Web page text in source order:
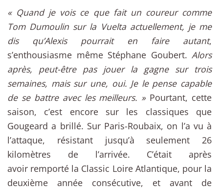
« Quand je vois ce que fait un coureur comme
Tom Dumoulin sur la Vuelta actuellement, je me
dis qu’Alexis pourrait en faire autant,
s’enthousiasme même Stéphane Goubert. Alors
après, peut-être pas jouer la gagne sur trois
semaines, mais sur une, oui. Je le pense capable
de se battre avec les meilleurs. » Pourtant, cette
saison, c’est encore sur les classiques que
Gougeard a brillé. Sur Paris-Roubaix, on l’a vu à
l’attaque, résistant jusqu’à seulement 26
kilomètres de l’arrivée. C’était après
avoir remporté la Classic Loire Atlantique, pour la
deuxième année consécutive, et avant de